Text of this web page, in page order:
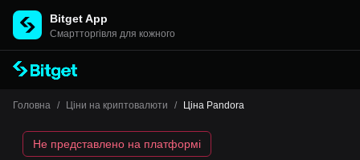
Bitget App
Cмартторгівля для кожного
Головна / Ціни на криптовалюти / Ціна Pandora
Не представлено на платформі